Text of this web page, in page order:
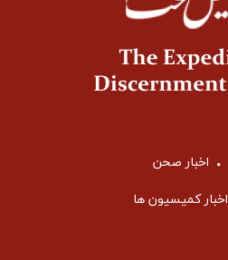
اخبار صحن
اخبار کمیسیون ها